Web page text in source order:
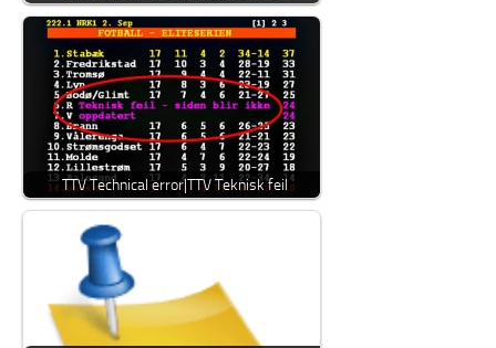
TTV Technical error|TTV Teknisk feil